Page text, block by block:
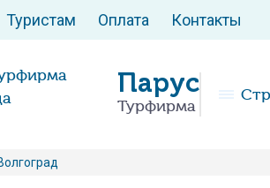
Туристам Оплата Контакты
Парус
Турфирма